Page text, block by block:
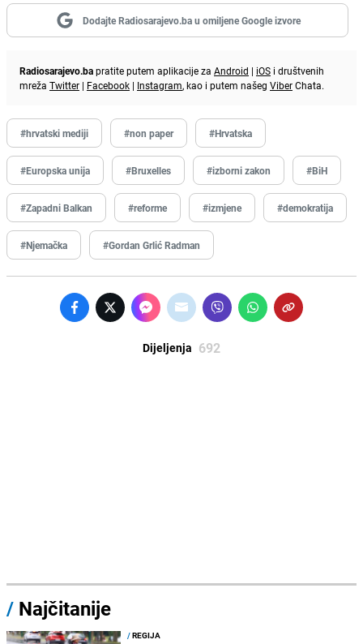
Dodajte Radiosarajevo.ba u omiljene Google izvore
Radiosarajevo.bapratite putem aplikacije za Android | iOS i društvenih
mreža Twitter | Facebook | Instagram, kao i putem našeg ViberChata.
#hrvatski mediji #non paper #Hrvatska
#Europska unija #Bruxelles #izborni zakon #BiH
#Zapadni Balkan #reforme #izmjene #demokratija
#Njemačka #Gordan Grlić Radman
Dijeljenja 692
/ Najčitanije
/REGIJA